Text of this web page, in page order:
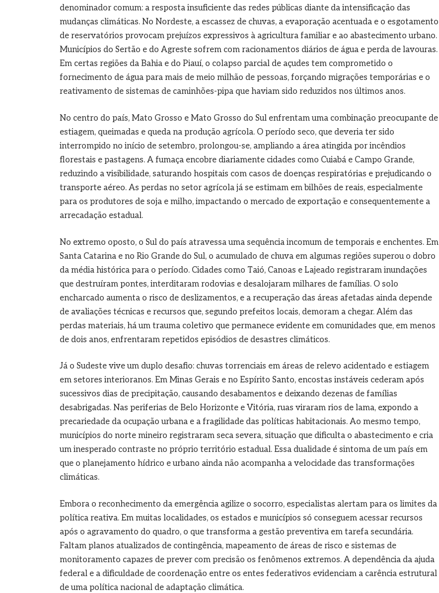
denominador comum: a resposta insuficiente das redes públicas diante da intensificação das
mudanças climáticas. No Nordeste, a escassez de chuvas, a evaporação acentuada e o esgotamento
de reservatórios provocam prejuízos expressivos à agricultura familiar e ao abastecimento urbano.
Municípios do Sertão e do Agreste sofrem com racionamentos diários de água e perda de lavouras.
Em certas regiões da Bahia e do Piauí, o colapso parcial de açudes tem comprometido o
fornecimento de água para mais de meio milhão de pessoas, forçando migrações temporárias e o
reativamento de sistemas de caminhões-pipa que haviam sido reduzidos nos últimos anos.
No centro do país, Mato Grosso e Mato Grosso do Sul enfrentam uma combinação preocupante de
estiagem, queimadas e queda na produção agrícola. O período seco, que deveria ter sido
interrompido no início de setembro, prolongou-se, ampliando a área atingida por incêndios
florestais e pastagens. A fumaça encobre diariamente cidades como Cuiabá e Campo Grande,
reduzindo a visibilidade, saturando hospitais com casos de doenças respiratórias e prejudicando o
transporte aéreo. As perdas no setor agrícola já se estimam em bilhões de reais, especialmente
para os produtores de soja e milho, impactando o mercado de exportação e consequentemente a
arrecadação estadual.
No extremo oposto, o Sul do país atravessa uma sequência incomum de temporais e enchentes. Em
Santa Catarina e no Rio Grande do Sul, o acumulado de chuva em algumas regiões superou o dobro
da média histórica para o período. Cidades como Taió, Canoas e Lajeado registraram inundações
que destruíram pontes, interditaram rodovias e desalojaram milhares de famílias. O solo
encharcado aumenta o risco de deslizamentos, e a recuperação das áreas afetadas ainda depende
de avaliações técnicas e recursos que, segundo prefeitos locais, demoram a chegar. Além das
perdas materiais, há um trauma coletivo que permanece evidente em comunidades que, em menos
de dois anos, enfrentaram repetidos episódios de desastres climáticos.
Já o Sudeste vive um duplo desafio: chuvas torrenciais em áreas de relevo acidentado e estiagem
em setores interioranos. Em Minas Gerais e no Espírito Santo, encostas instáveis cederam após
sucessivos dias de precipitação, causando desabamentos e deixando dezenas de famílias
desabrigadas. Nas periferias de Belo Horizonte e Vitória, ruas viraram rios de lama, expondo a
precariedade da ocupação urbana e a fragilidade das políticas habitacionais. Ao mesmo tempo,
municípios do norte mineiro registraram seca severa, situação que dificulta o abastecimento e cria
um inesperado contraste no próprio território estadual. Essa dualidade é sintoma de um país em
que o planejamento hídrico e urbano ainda não acompanha a velocidade das transformações
climáticas.
Embora o reconhecimento da emergência agilize o socorro, especialistas alertam para os limites da
política reativa. Em muitas localidades, os estados e municípios só conseguem acessar recursos
após o agravamento do quadro, o que transforma a gestão preventiva em tarefa secundária.
Faltam planos atualizados de contingência, mapeamento de áreas de risco e sistemas de
monitoramento capazes de prever com precisão os fenômenos extremos. A dependência da ajuda
federal e a dificuldade de coordenação entre os entes federativos evidenciam a carência estrutural
de uma política nacional de adaptação climática.